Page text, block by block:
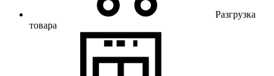
Разгрузка
товара